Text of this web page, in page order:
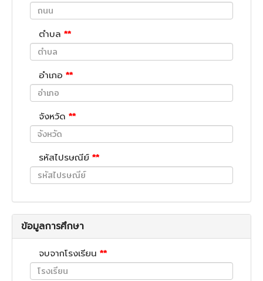
ตำบล **
อำเภอ **
จังหวัด **
รหัสไปรษณีย์ **
ข้อมูลการศึกษา
จบจากโรงเรียน **